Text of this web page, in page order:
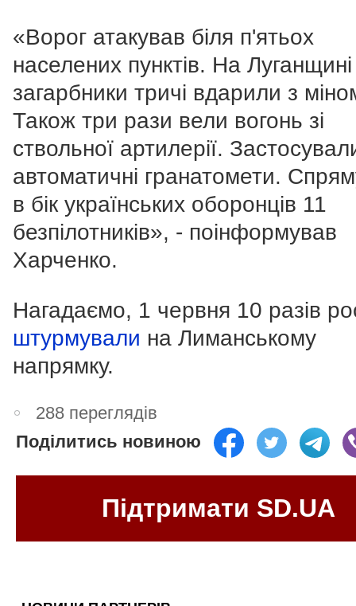
«Ворог атакував біля п'ятьох
населених пунктів. На Луганщині
загарбники тричі вдарили з
Також три рази вели вогонь зі
ствольної артилерії.
автоматичні гранатомети.
в бік українських оборонців 11
безпілотників», - поінформував
Харченко.
Нагадаємо, 1 червня 10 разів
штурмували на Лиманському
напрямку.
288 переглядів
Поділитись новиною
Підтримати SD.UA